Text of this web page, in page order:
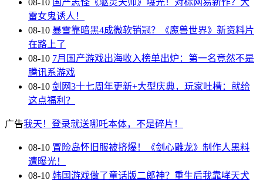
08-10 国产志怪《驱灵天师》曝光！对标网易新作？大
雷女鬼诱人！
08-10 暴雪靠暗黑4成微软销冠？《魔兽世界》新资料片
在路上了
08-10 7月国产游戏出海收入榜单出炉：第一名竟然不是
腾讯系游戏
08-10 剑网3十七周年更新+大型庆典，玩家吐槽：就给
这点福利？
广告我天！登录就送哪吒本体，不是碎片！
08-10 冒险岛怀旧服被挤爆！《剑心雕龙》制作人黑料
遭曝光！
08-10 韩国游戏做了童话版二郎神？重生后我靠哮天犬